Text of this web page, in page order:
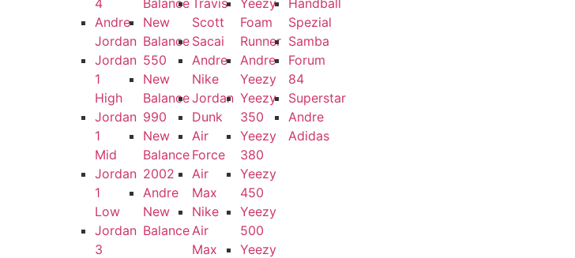
4
Andre
Jordan
Jordan
1
High
Jordan
1
Mid
Jordan
1
Low
Jordan
3
Balance
New
Balance
550
New
Balance
990
New
Balance
2002
Andre
New
Balance
Travis
Scott
Sacai
Andre
Nike
Jordan
Dunk
Air
Force
Air
Max
Nike
Air
Max
Yeezy
Foam
Runner
Andre
Yeezy
Yeezy
350
Yeezy
380
Yeezy
450
Yeezy
500
Yeezy
Handball
Spezial
Samba
Forum
84
Superstar
Andre
Adidas